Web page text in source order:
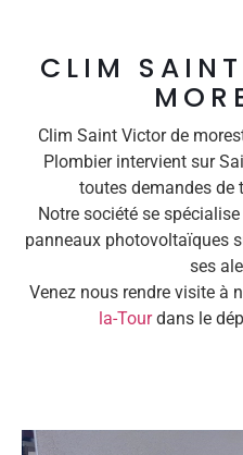
CLIM
Clim Saint Victor de
Plombier intervient sur
toutes demandes de
Notre société se
panneaux photovoltaïques
ses
Venez nous rendre visite à
la-Tourdans le